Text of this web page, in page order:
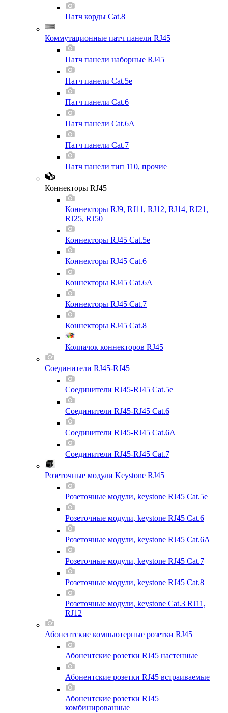
Патч корды Cat.8
Коммутационные патч панели RJ45
Патч панели наборные RJ45
Патч панели Cat.5e
Патч панели Cat.6
Патч панели Cat.6A
Патч панели Cat.7
Патч панели тип 110, прочие
Коннекторы RJ45
Коннекторы RJ9, RJ11, RJ12, RJ14, RJ21,
RJ25, RJ50
Коннекторы RJ45 Cat.5e
Коннекторы RJ45 Cat.6
Коннекторы RJ45 Cat.6A
Коннекторы RJ45 Cat.7
Коннекторы RJ45 Cat.8
Колпачок коннекторов RJ45
Соединители RJ45-RJ45
Соединители RJ45-RJ45 Cat.5e
Соединители RJ45-RJ45 Cat.6
Соединители RJ45-RJ45 Cat.6A
Соединители RJ45-RJ45 Cat.7
Розеточные модули Keystone RJ45
Розеточные модули, keystone RJ45 Cat.5e
Розеточные модули, keystone RJ45 Cat.6
Розеточные модули, keystone RJ45 Cat.6A
Розеточные модули, keystone RJ45 Cat.7
Розеточные модули, keystone RJ45 Cat.8
Розеточные модули, keystone Cat.3 RJ11,
RJ12
Абонентские компьютерные розетки RJ45
Абонентские розетки RJ45 настенные
Абонентские розетки RJ45 встраиваемые
Абонентские розетки RJ45
комбинированные